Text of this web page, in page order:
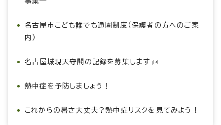
名古屋市こども誰でも通園制度（保護者の方へのご案
内）
名古屋城現天守閣の記録を募集します
熱中症を予防しましょう！
これからの暑さ大丈夫？熱中症リスクを見てみよう！